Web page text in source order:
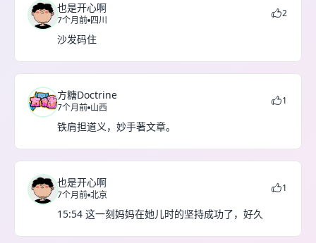
也是开心啊
7个月前 四川
2
沙发码住
方糖Doctrine
7个月前 山西
1
铁肩担道义，妙手著文章。
也是开心啊
7个月前 北京
1
15:54 这一刻妈妈在她儿时的坚持成功了，好久